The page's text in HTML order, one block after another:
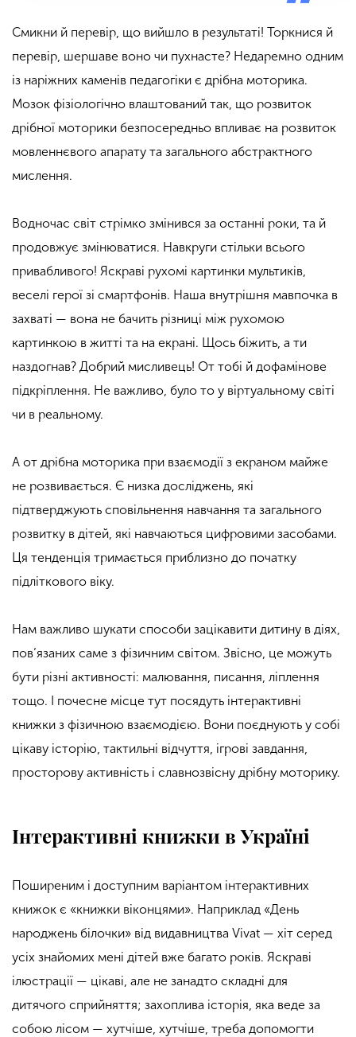
Смикни й перевір, що вийшло в результаті! Торкнися й
перевір, шершаве воно чи пухнасте? Недаремно одним
із наріжних каменів педагогіки є дрібна моторика.
Мозок фізіологічно влаштований так, що розвиток
дрібної моторики безпосередньо впливає на розвиток
мовленнєвого апарату та загального абстрактного
мислення.
Водночас світ стрімко змінився за останні роки, та й
продовжує змінюватися. Навкруги стільки всього
привабливого! Яскраві рухомі картинки мультиків,
веселі герої зі смартфонів. Наша внутрішня мавпочка в
захваті — вона не бачить різниці між рухомою
картинкою в житті та на екрані. Щось біжить, а ти
наздогнав? Добрий мисливець! От тобі й дофамінове
підкріплення. Не важливо, було то у віртуальному світі
чи в реальному.
А от дрібна моторика при взаємодії з екраном майже
не розвивається. Є низка досліджень, які
підтверджують сповільнення навчання та загального
розвитку в дітей, які навчаються цифровими засобами.
Ця тенденція тримається приблизно до початку
підліткового віку.
Нам важливо шукати способи зацікавити дитину в діях,
пов’язаних саме з фізичним світом. Звісно, це можуть
бути різні активності: малювання, писання, ліплення
тощо. І почесне місце тут посядуть інтерактивні
книжки з фізичною взаємодією. Вони поєднують у собі
цікаву історію, тактильні відчуття, ігрові завдання,
просторову активність і славнозвісну дрібну моторику.
Інтерактивні книжки в Україні
Поширеним і доступним варіантом інтерактивних
книжок є «книжки віконцями». Наприклад «День
народжень білочки» від видавництва Vivat — хіт серед
усіх знайомих мені дітей вже багато років. Яскраві
ілюстрації — цікаві, але не занадто складні для
дитячого сприйняття; захоплива історія, яка веде за
собою лісом — хутчіше, хутчіше, треба допомогти